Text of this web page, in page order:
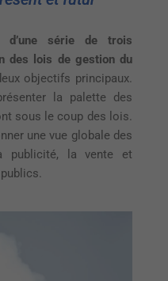
série de trois
des lois de gestion du
objectifs principaux.
la palette des
sous le coup des lois.
une vue globale des
publicité, la vente et